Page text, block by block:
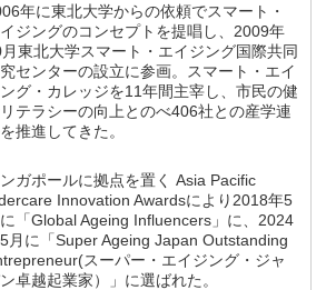
年に東北大学からの依頼でスマート・
ジングのコンセプトを提唱し、2009年
東北大学スマート・エイジング国際共同
センターの設立に参画。スマート・エイ
グ・カレッジを11年間主宰し、市民の健
テラシーの向上とのべ406社との産学連
推進してきた。
ガポールに拠点を置く Asia Pacific
Innovation Awardsにより2018年5
に「Global Ageing Influencers」に、2024
月に「Super Ageing Japan Outstanding
スーパー・エイジング・ジャ
卓越起業家）」に選ばれた。